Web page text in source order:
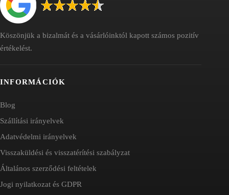
Köszönjük a bizalmát és a vásárlóinktól kapott számos pozitív
értékelést.
INFORMÁCIÓK
Blog
Szállítási irányelvek
Adatvédelmi irányelvek
Visszaküldési és visszatérítési szabályzat
Általános szerződési feltételek
Jogi nyilatkozat és GDPR